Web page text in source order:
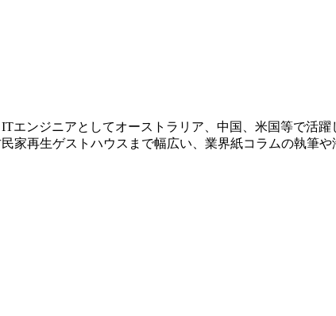
エンジニアとしてオーストラリア、中国、米国等で活
家再生ゲストハウスまで幅広い、業界紙コラムの執筆や